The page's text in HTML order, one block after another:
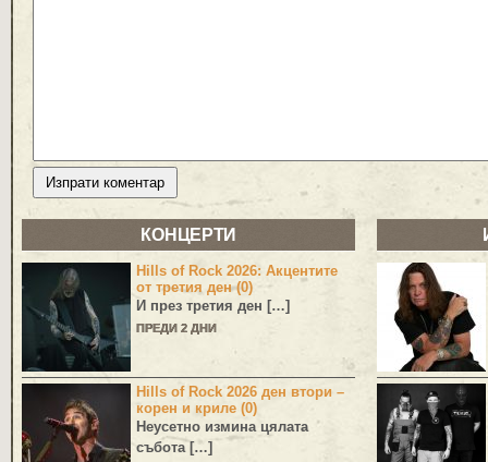
КОНЦЕРТИ
Hills of Rock 2026: Акцентите
от третия ден (0)
И през третия ден […]
ПРЕДИ 2 ДНИ
Hills of Rock 2026 ден втори –
корен и криле (0)
Неусетно измина цялата
събота […]